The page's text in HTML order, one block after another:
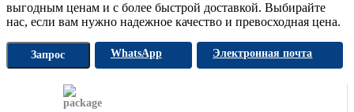
выгодным ценам и с более быстрой доставкой. Выбирайте
нас, если вам нужно надежное качество и превосходная цена.
Запрос WhatsApp Электронная почта